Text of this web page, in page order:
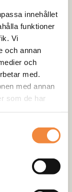
innehållet
funktioner
Vi
och annan
och
med.
med annan
som de har